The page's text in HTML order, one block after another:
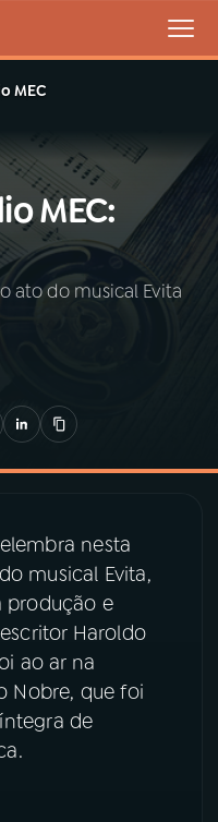
MEC
MEC:
ato do musical Evita
nesta
musical Evita,
produção e
Haroldo
ao ar na
Nobre, que foi
de